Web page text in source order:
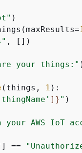
)
, [])
your things:"
(things, 1 ):
]} " )
AWS IoT
] ==